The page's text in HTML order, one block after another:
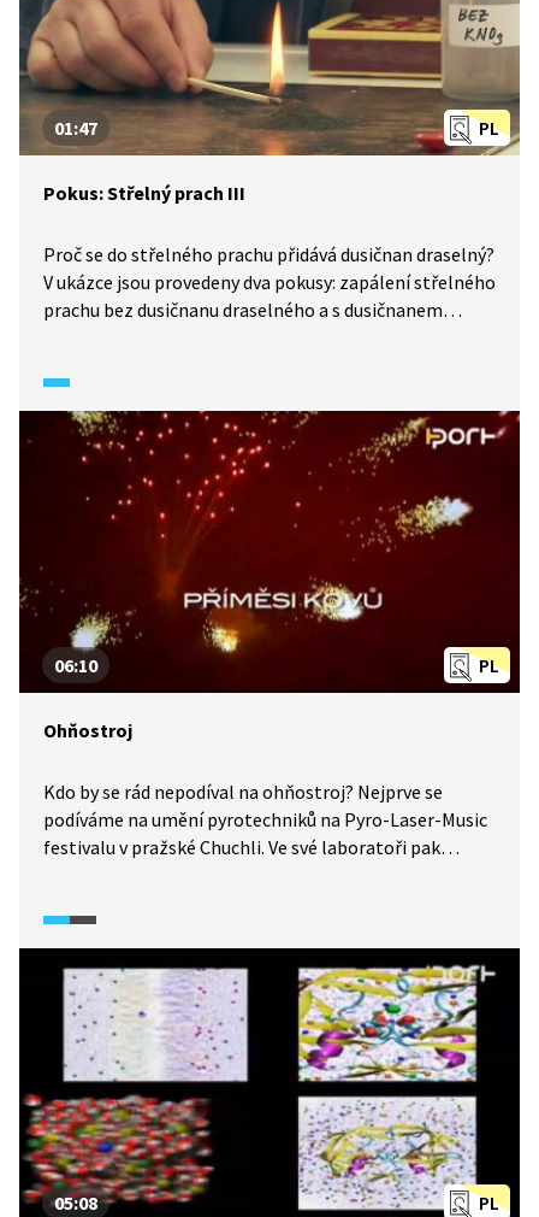
PL
01:47
Pokus: Střelný prach III
Proč se do střelného prachu přidává dusičnan draselný?
V ukázce jsou provedeny dva pokusy: zapálení střelného
prachu bez dusičnanu draselného a s dusičnanem
PL
06:10
Ohňostroj
Kdo by se rád nepodíval na ohňostroj? Nejprve se
podíváme na umění pyrotechniků na Pyro-Laser-Music
festivalu v pražské Chuchli. Ve své laboratoři pak
Podíváme se také na vlastnoručně vyrobený domácí
PL
05:08